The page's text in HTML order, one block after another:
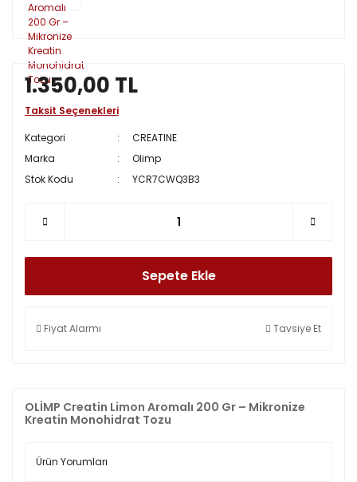
OLİMP Creatin Limon Aromalı 200 Gr – Mikronize
Kreatin Monohidrat Tozu
Ürün Yorumları
1.350,00 TL
Taksit Seçenekleri
Kategori
CREATINE
Marka
Olimp
Stok Kodu
YCR7CWQ3B3
Sepete Ekle
Fiyat Alarmı Tavsiye Et